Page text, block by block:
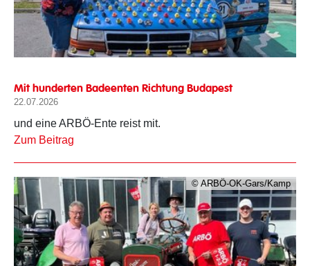
Mit hunderten Badeenten Richtung Budapest
22.07.2026
und eine ARBÖ-Ente reist mit.
Zum Beitrag
© ARBÖ-OK-Gars/Kamp